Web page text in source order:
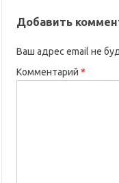
Добавить
Ваш адрес email не
Комментарий *